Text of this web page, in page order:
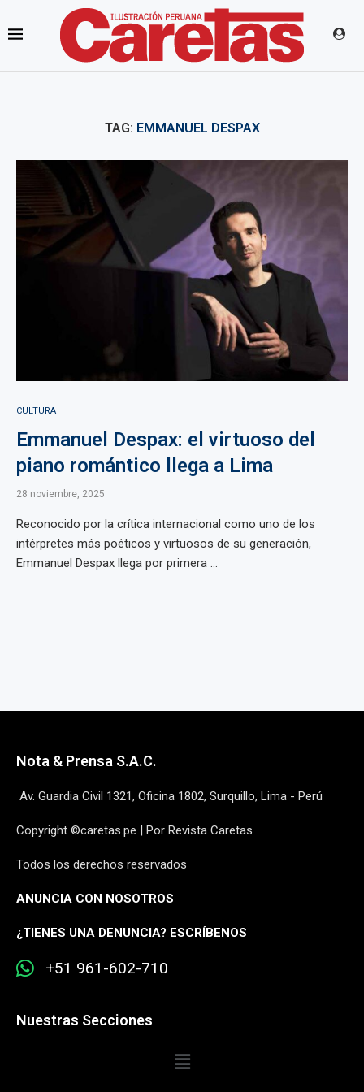
TAG: EMMANUEL DESPAX
CULTURA
Emmanuel Despax: el virtuoso del
piano romántico llega a Lima
28 noviembre, 2025
Reconocido por la crítica internacional como uno de los
intérpretes más poéticos y virtuosos de su generación,
Emmanuel Despax llega por primera ...
Nota & Prensa S.A.C.
Av. Guardia Civil 1321, Oficina 1802, Surquillo, Lima - Perú
Copyright ©caretas.pe | Por Revista Caretas
Todos los derechos reservados
ANUNCIA CON NOSOTROS
¿TIENES UNA DENUNCIA? ESCRÍBENOS
+51 961-602-710
Nuestras Secciones